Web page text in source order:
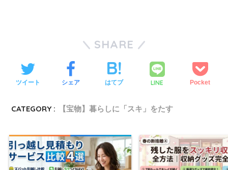
SHARE
ツイート シェア はてブ LINE Pocket
CATEGORY : 【宝物】暮らしに「スキ」をたす